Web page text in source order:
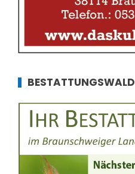
BESTATTUNGSWALD